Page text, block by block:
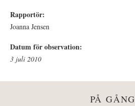
Rapportör:
Joanna Jensen
Datum för observation:
3 juli 2010
PÅ GÅNG